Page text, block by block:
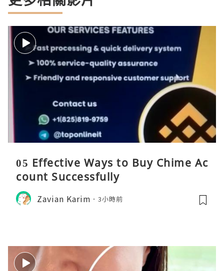
05 Effective Ways to Buy Chime Ac
count Successfully
Zavian Karim 3小時前